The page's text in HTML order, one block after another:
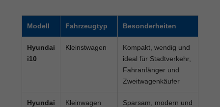
Modell Fahrzeugtyp Besonderheiten
Hyundai
i10
Kleinstwagen
Kompakt, wendig und
ideal für Stadtverkehr,
Fahranfänger und
Zweitwagenkäufer
Hyundai
Kleinwagen
Sparsam, modern und